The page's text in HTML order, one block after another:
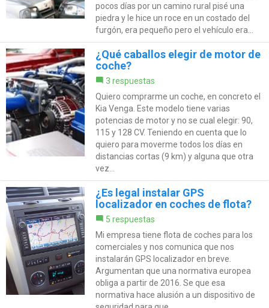
pocos días por un camino rural pisé una
piedra y le hice un roce en un costado del
furgón, era pequeño pero el vehículo era...
¿Qué caballos elegir de motor de
coche?
3 respuestas
Quiero comprarme un coche, en concreto el
Kia Venga. Este modelo tiene varias
potencias de motor y no se cual elegir: 90,
115 y 128 CV. Teniendo en cuenta que lo
quiero para moverme todos los días en
distancias cortas (9 km) y alguna que otra
vez...
¿Es legal instalar GPS
localizador en coches de flota?
5 respuestas
Mi empresa tiene flota de coches para los
comerciales y nos comunica que nos
instalarán GPS localizador en breve.
Argumentan que una normativa europea
obliga a partir de 2016. Se que esa
normativa hace alusión a un dispositivo de